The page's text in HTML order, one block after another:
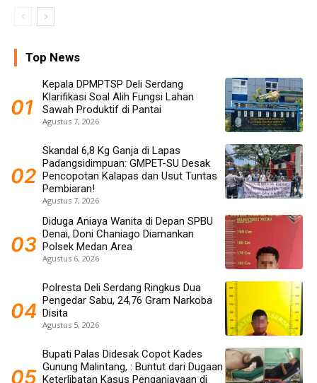
Top News
Kepala DPMPTSP Deli Serdang
Klarifikasi Soal Alih Fungsi Lahan
Sawah Produktif di Pantai
Agustus 7, 2026
Skandal 6,8 Kg Ganja di Lapas
Padangsidimpuan: GMPET-SU Desak
Pencopotan Kalapas dan Usut Tuntas
Pembiaran!
Agustus 7, 2026
Diduga Aniaya Wanita di Depan SPBU
Denai, Doni Chaniago Diamankan
Polsek Medan Area
Agustus 6, 2026
Polresta Deli Serdang Ringkus Dua
Pengedar Sabu, 24,76 Gram Narkoba
Disita
Agustus 5, 2026
Bupati Palas Didesak Copot Kades
Gunung Malintang, : Buntut dari Dugaan
Keterlibatan Kasus Penganiayaan di